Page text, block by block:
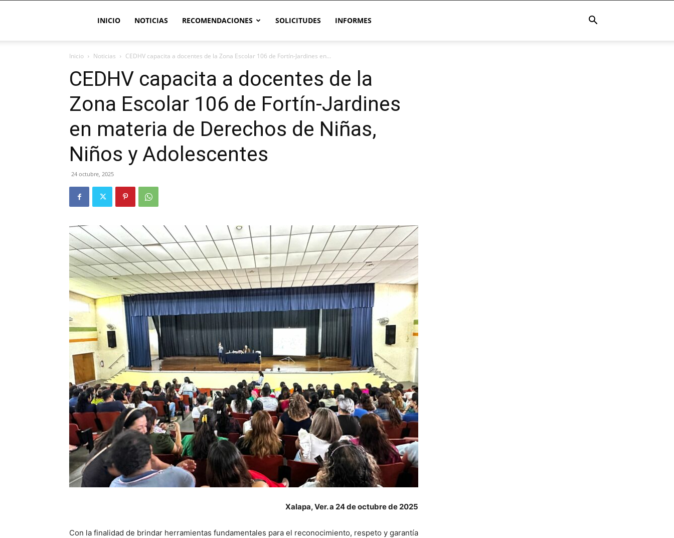
INICIO NOTICIAS RECOMENDACIONES SOLICITUDES INFORMES
Inicio Noticias CEDHV capacita a docentes de la Zona Escolar 106 de Fortín-Jardines en...
CEDHV capacita a docentes de la
Zona Escolar 106 de Fortín-Jardines
en materia de Derechos de Niñas,
Niños y Adolescentes
24 octubre, 2025
Xalapa, Ver. a 24 de octubre de 2025
Con la finalidad de brindar herramientas fundamentales para el reconocimiento, respeto y garantía